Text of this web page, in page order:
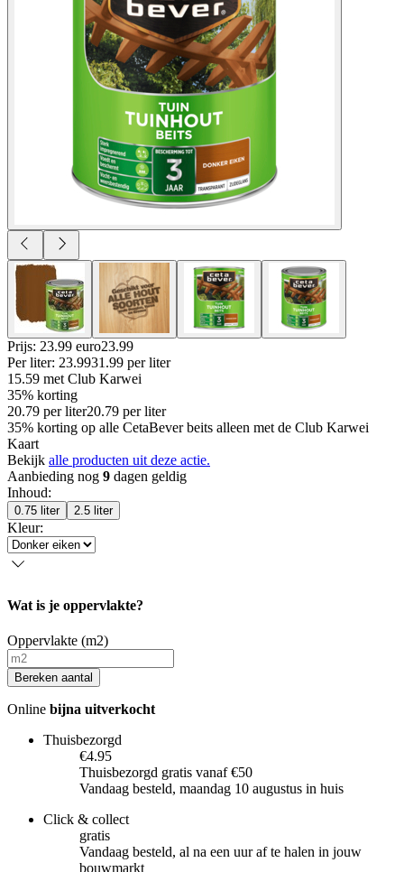
Prijs: 23.99 euro23.99
Per liter: 23.9931.99 per liter
15.59 met Club Karwei
35% korting
20.79 per liter20.79 per liter
35% korting op alle CetaBever beits alleen met de Club Karwei
Kaart
Bekijk alle producten uit deze actie.
Aanbieding nog 9 dagen geldig
Inhoud:
0.75 liter 2.5 liter
Kleur:
Wat is je oppervlakte?
Oppervlakte (m2)
Bereken aantal
Online bijna uitverkocht
Thuisbezorgd
€4.95
Thuisbezorgd gratis vanaf €50
Vandaag besteld, maandag 10 augustus in huis
Click & collect
gratis
Vandaag besteld, al na een uur af te halen in jouw
bouwmarkt